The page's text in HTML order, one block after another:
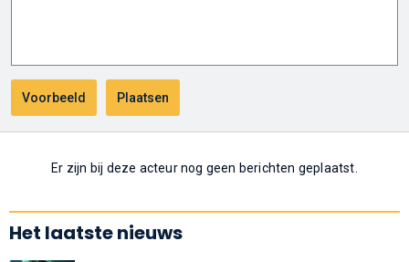
Er zijn bij deze acteur nog geen berichten geplaatst.
Het laatste nieuws